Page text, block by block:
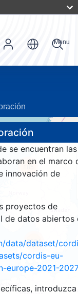
Menu
se encuentran las
en el marco
innovación de
proyectos de
de datos abiertos
data/dataset/
cordis-eu-
europe-2021-2027
introduzca
185
2934